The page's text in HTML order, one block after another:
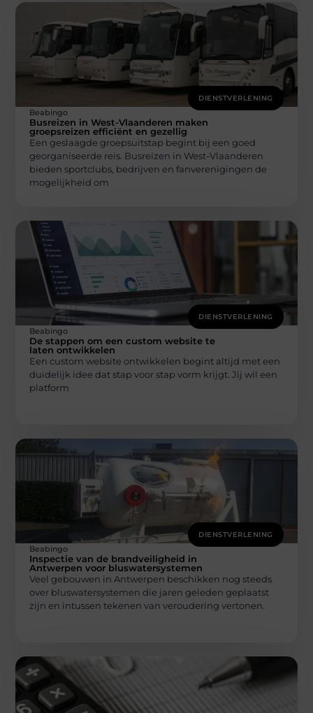
DIENSTVERLENING
Beabingo
Busreizen in West-Vlaanderen maken
groepsreizen efficiënt en gezellig
Een geslaagde groepsuitstap begint bij een goed
georganiseerde reis. Busreizen in West-Vlaanderen
bieden sportclubs, bedrijven en fanverenigingen de
mogelijkheid om
DIENSTVERLENING
Beabingo
De stappen om een custom website te
laten ontwikkelen
Een custom website ontwikkelen begint altijd met een
duidelijk idee dat stap voor stap vorm krijgt. Jij wil een
platform
DIENSTVERLENING
Beabingo
Inspectie van de brandveiligheid in
Antwerpen voor bluswatersystemen
Veel gebouwen in Antwerpen beschikken nog steeds
over bluswatersystemen die jaren geleden geplaatst
zijn en intussen tekenen van veroudering vertonen.